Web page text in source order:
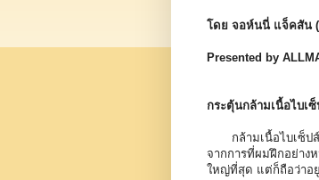
โดย จอห์นนี่ แจ็คสัน
Presented by
กระตุ้นกล้ามเนื้อไบเ
กล้ามเนื้อไบเซ็ปส์
จากการที่ผมฝึกอย่า
ใหญ่ที่สุด แต่ก็ถือว่าอ